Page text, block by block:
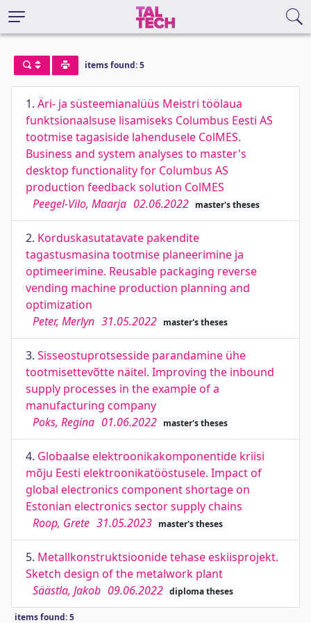
items found: 5
1. Äri- ja süsteemianalüüs Meistri töölaua
funktsionaalsuse lisamiseks Columbus Eesti AS
tootmise tagasiside lahendusele ColMES.
Business and system analyses to master's
desktop functionality for Columbus AS
production feedback solution ColMES
Peegel-Vilo, Maarja 02.06.2022 master's theses
2. Korduskasutatavate pakendite
tagastusmasina tootmise planeerimine ja
optimeerimine. Reusable packaging reverse
vending machine production planning and
optimization
Peter, Merlyn 31.05.2022 master's theses
3. Sisseostuprotsesside parandamine ühe
tootmisettevõtte näitel. Improving the inbound
supply processes in the example of a
manufacturing company
Poks, Regina 01.06.2022 master's theses
4. Globaalse elektroonikakomponentide kriisi
mõju Eesti elektroonikatööstusele. Impact of
global electronics component shortage on
Estonian electronics sector supply chains
Roop, Grete 31.05.2023 master's theses
5. Metallkonstruktsioonide tehase eskiisprojekt.
Sketch design of the metalwork plant
Säästla, Jakob 09.06.2022 diploma theses
items found: 5